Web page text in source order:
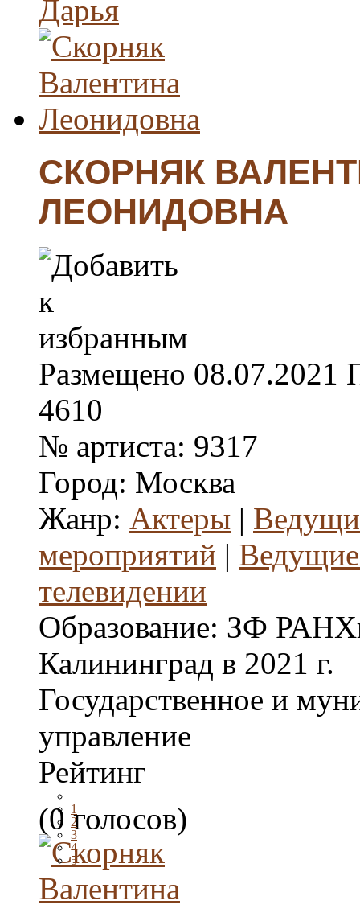
СКОРНЯК
ЛЕОНИДОВНА
Размещено 08.07.2021
4610
№ артиста: 9317
Город: Москва
Жанр: Актеры |
мероприятий |
телевидении
Образование: ЗФ
Калининград в 2021 г.
Государственное и
управление
Рейтинг
1
2
3
4
5
(0 голосов)